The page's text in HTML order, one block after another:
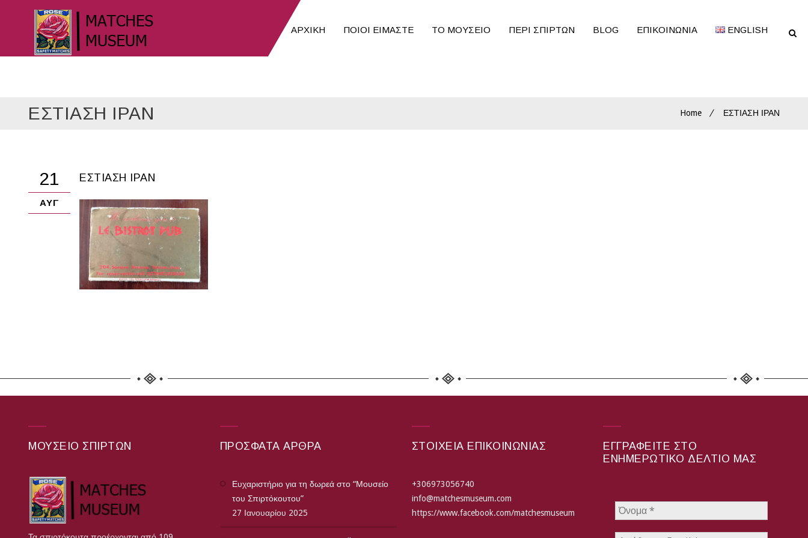
ΑΡΧΙΚΉ ΠΟΙΟΙ ΕΊΜΑΣΤΕ ΤΟ ΜΟΥΣΕΙΟ ΠΕΡΙ ΣΠΙΡΤΩΝ BLOG ΕΠΙΚΟΙΝΩΝΊΑ ENGLISH
ΕΣΤΙΑΣΗ ΙΡΑΝ Home ΕΣΤΙΑΣΗ ΙΡΑΝ
21
ΑΥΓ
ΕΣΤΙΑΣΗ ΙΡΑΝ
ΜΟΥΣΕΊΟ ΣΠΊΡΤΩΝ ΠΡΌΣΦΑΤΑ ΆΡΘΡΑ
Ευχαριστήριο για τη δωρεά στο “Μουσείο
του Σπιρτόκουτου”
27 Ιανουαρίου 2025
ΣΤΟΙΧΕΙΑ ΕΠΙΚΟΙΝΩΝΙΑΣ
+306973056740
info@matchesmuseum.com
https://www.facebook.com/matchesmuseum
ΕΓΓΡΑΦΕΊΤΕ ΣΤΟ
ΕΝΗΜΕΡΩΤΙΚΌ ΔΕΛΤΊΟ ΜΑΣ